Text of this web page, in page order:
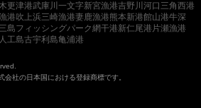
更津港武庫川一文字新宮漁港吉野川河口 三角西港
港吹上浜三崎漁港妻鹿漁港熊本新港館山港牛深
島フィッシングパーク網干港新仁尾港 片瀬漁港
工島古宇利島亀浦港
社の日本国における登録商標です。